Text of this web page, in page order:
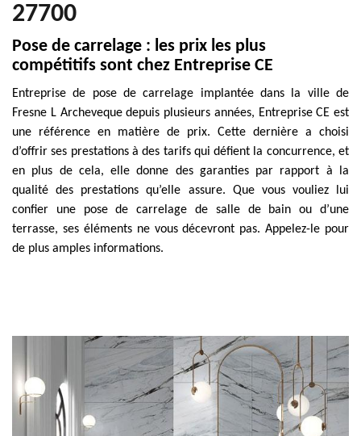
27700
Pose de carrelage : les prix les plus
compétitifs sont chez Entreprise CE
Entreprise de pose de carrelage implantée dans la ville de
Fresne L Archeveque depuis plusieurs années, Entreprise CE est
une référence en matière de prix. Cette dernière a choisi
d’offrir ses prestations à des tarifs qui défient la concurrence, et
en plus de cela, elle donne des garanties par rapport à la
qualité des prestations qu’elle assure. Que vous vouliez lui
confier une pose de carrelage de salle de bain ou d’une
terrasse, ses éléments ne vous décevront pas. Appelez-le pour
de plus amples informations.